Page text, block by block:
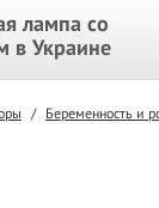
лампа со
в Украине
/ Беременность и